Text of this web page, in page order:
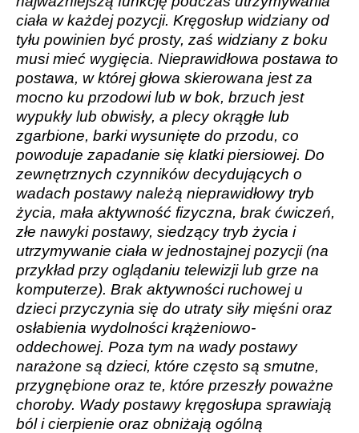
ciała w każdej pozycji. Kręgosłup widziany od
tyłu powinien być prosty, zaś widziany z boku
musi mieć wygięcia. Nieprawidłowa postawa to
postawa, w której głowa skierowana jest za
mocno ku przodowi lub w bok, brzuch jest
wypukły lub obwisły, a plecy okrągłe lub
zgarbione, barki wysunięte do przodu, co
powoduje zapadanie się klatki piersiowej. Do
zewnętrznych czynników decydujących o
wadach postawy należą nieprawidłowy tryb
życia, mała aktywność fizyczna, brak ćwiczeń,
złe nawyki postawy, siedzący tryb życia i
utrzymywanie ciała w jednostajnej pozycji (na
przykład przy oglądaniu telewizji lub grze na
komputerze). Brak aktywności ruchowej u
dzieci przyczynia się do utraty siły mięśni oraz
osłabienia wydolności krążeniowo-
oddechowej. Poza tym na wady postawy
narażone są dzieci, które często są smutne,
przygnębione oraz te, które przeszły poważne
choroby. Wady postawy kręgosłupa sprawiają
ból i cierpienie oraz obniżają ogólną